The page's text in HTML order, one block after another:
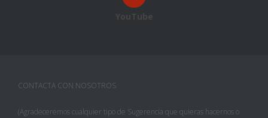
YouTube
CONTACTA CON NOSOTROS
(Agradeceremos cualquier tipo de Sugerencia que quieras hacernos o